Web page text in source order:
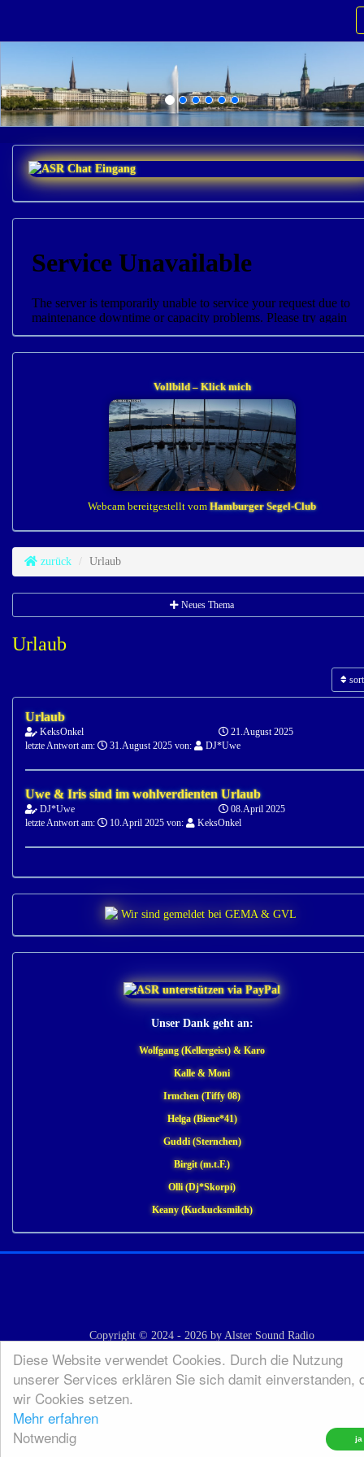
Diese Website verwendet Cookies. Durch die Nutzung
unserer Services erklären Sie sich damit einverstanden,
wir Cookies setzen.
Mehr erfahren
Notwendig
Vollbild – Klick mich
Webcam bereitgestellt vom Hamburger Segel-Club
zurück Urlaub
Neues Thema
Urlaub
Urlaub
KeksOnkel
21.August 2025
letzte Antwort am:
31.August 2025 von: DJ*Uwe
Uwe & Iris sind im wohlverdienten Urlaub
DJ*Uwe
08.April 2025
letzte Antwort am:
10.April 2025 von: KeksOnkel
Unser Dank geht an:
Wolfgang (Kellergeist) & Karo
Kalle & Moni
Irmchen (Tiffy 08)
Helga (Biene*41)
Guddi (Sternchen)
Birgit (m.t.F.)
Olli (Dj*Skorpi)
Keany (Kuckucksmilch)
Copyright © 2024 - 2026 by Alster Sound Radio